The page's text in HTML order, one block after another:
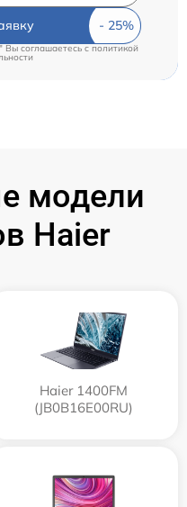
Вы соглашаетесь c политикой
модели
Haier
Haier 1400FM
(JB0B16E00RU)